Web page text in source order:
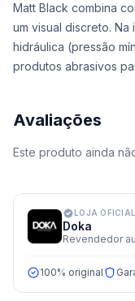
Matt Black combina
um visual discreto.
hidráulica (pressão
produtos abrasivos
Avaliações
Este produto ainda
LOJA OFICIAL
Doka
Revendedor
100% original